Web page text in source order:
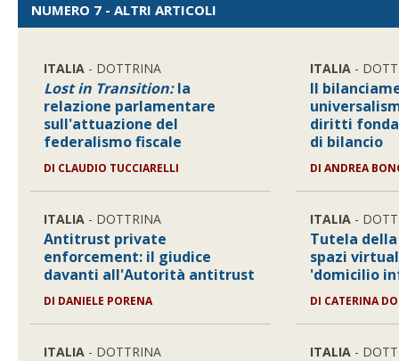
NUMERO 7 - ALTRI ARTICOLI
ITALIA - DOTTRINA
Lost in Transition:la
relazione parlamentare
sull'attuazione del
federalismo fiscale
DI CLAUDIO TUCCIARELLI
ITALIA - DOTTRINA
Antitrust private
enforcement: il giudice
davanti all'Autorità antitrust
DI DANIELE PORENA
ITALIA - DOTTRINA
ITALIA -
Il
diritti
di bilancio
DIANDREA
ITALIA -
Tutela
spazi
'domicilio
DI CATERINA
ITALIA -